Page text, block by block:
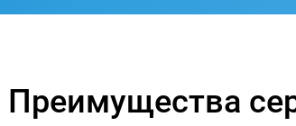
Преимущества